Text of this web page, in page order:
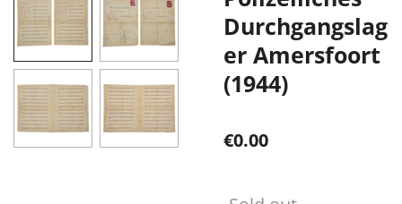
Durchgangslag
er Amersfoort
(1944)
€0.00